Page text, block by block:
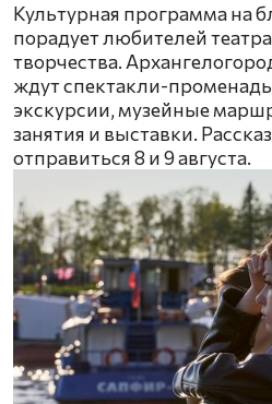
Культурная программа на
порадует любителей
творчества.
ждут спектакли-
экскурсии, музейные
занятия и выставки.
отправиться 8 и 9 августа.